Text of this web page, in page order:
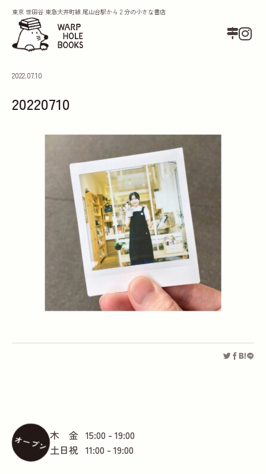
東京 世田谷 東急大井町線 尾山台駅から２分の小さな書店
2022.07.10
20220710
オープン木 金 15:00 - 19:00
土日祝 11:00 - 19:00